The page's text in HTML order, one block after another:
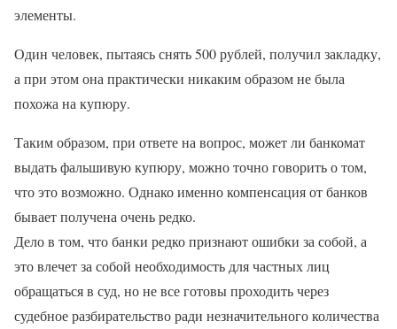
элементы.
Один человек, пытаясь снять 500 рублей, получил закладку,
а при этом она практически никаким образом не была
похожа на купюру.
Таким образом, при ответе на вопрос, может ли банкомат
выдать фальшивую купюру, можно точно говорить о том,
что это возможно. Однако именно компенсация от банков
бывает получена очень редко.
Дело в том, что банки редко признают ошибки за собой, а
это влечет за собой необходимость для частных лиц
обращаться в суд, но не все готовы проходить через
судебное разбирательство ради незначительного количества